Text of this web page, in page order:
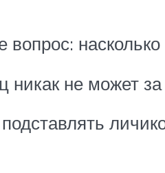
не может